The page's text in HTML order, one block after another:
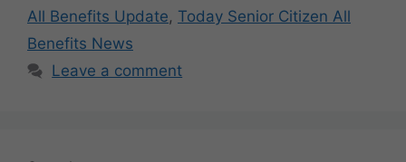
All Benefits Update, Today Senior Citizen All
Benefits News
Leave a comment